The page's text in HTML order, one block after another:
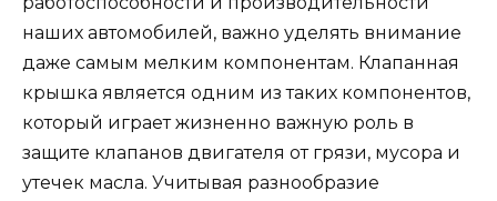
наших автомобилей, важно уделять внимание
даже самым мелким компонентам. Клапанная
крышка является одним из таких компонентов,
который играет жизненно важную роль в
защите клапанов двигателя от грязи, мусора и
утечек масла. Учитывая разнообразие